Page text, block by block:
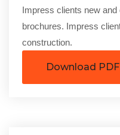
Impress clients new
brochures. Impress
construction.
Download PDF